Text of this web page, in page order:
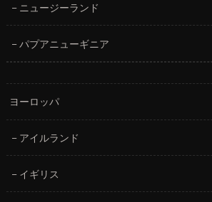
ニュージーランド
パプアニューギニア
ヨーロッパ
アイルランド
イギリス